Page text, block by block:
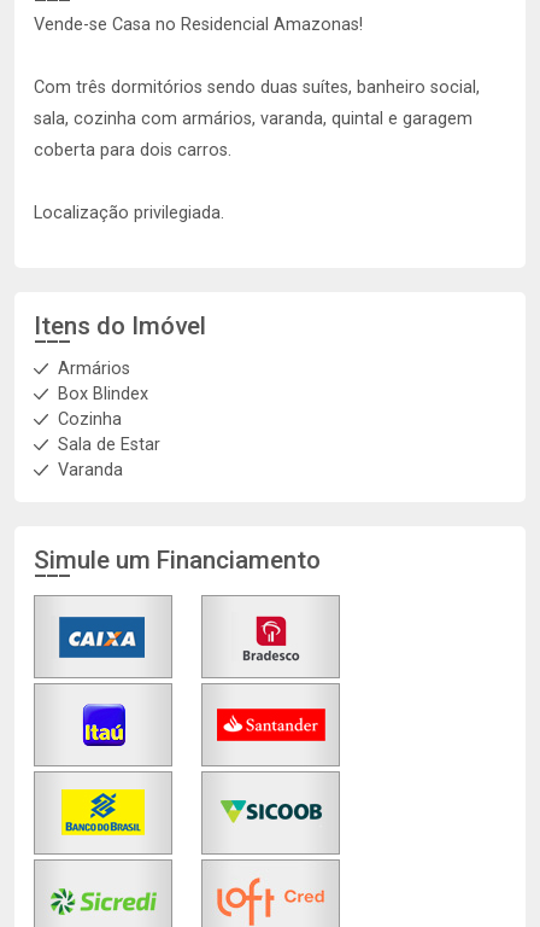
Vende-se Casa no Residencial Amazonas!
Com três dormitórios sendo duas suítes, banheiro social,
sala, cozinha com armários, varanda, quintal e garagem
coberta para dois carros.
Localização privilegiada.
Itens do Imóvel
Armários
Box Blindex
Cozinha
Sala de Estar
Varanda
Simule um Financiamento